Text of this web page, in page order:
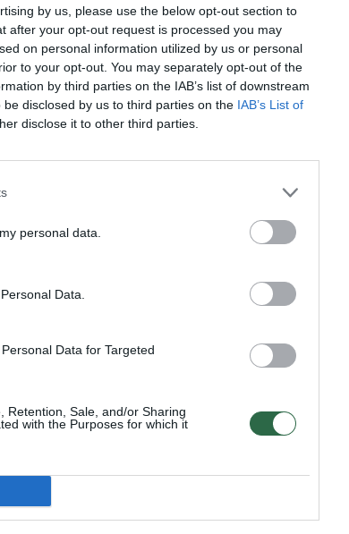
by us, please use the below opt-out section to
after your opt-out request is processed you may
on personal information utilized by us or personal
to your opt-out. You may separately opt-out of the
by third parties on the IAB’s list of downstream
disclosed by us to third parties on the IAB’s List of
disclose it to other third parties.
personal data.
Data.
Data for Targeted
Retention, Sale, and/or Sharing
with the Purposes for which it
Visi įrašai
atidavę premjeras
nustokime apgaudinėti
jautriais
Prunskienę
Žinios Lietuvos